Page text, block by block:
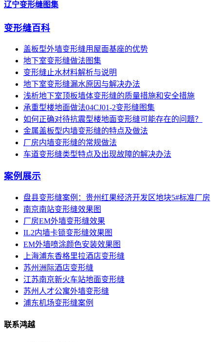
辽宁变形缝图集
变形缝百科
盖板型外墙变形缝用屋面基座的优势
地下室变形缝做法图集
变形缝止水材料解析与说明
地下室变形缝漏水原因与解决办法
浅析地下室顶板墙体变形缝的质量措施和安全措施
承重型楼地面做法04CJ01-2变形缝图集
如何正确对待抗震型楼地面变形缝可能存在的问题？
金属盖板型内墙变形缝的特点及做法
厂房内墙变形缝的常规做法
车道变形缝类型特点及出现故障的解决办法
案例展示
盘县变形缝案例：贵州红果经济开发区地块5#标准厂房
南京南站变形缝效果图
厂房EM外墙变形缝效果
IL2内墙卡锁变形缝效果图
EM外墙喷涂颜色安装效果图
上海浦东香格里拉酒店变形缝
苏州洲际酒店变形缝
江苏南京新火车站地面变形缝
苏州人才公寓外墙变形缝
浦东机场变形缝案例
联系鸿越